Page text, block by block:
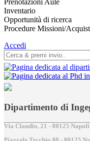
Inventario
Opportunità di ricerca
Procedure Missioni/
Accedi
Dipartimento di
Via Claudio, 21 - 80125